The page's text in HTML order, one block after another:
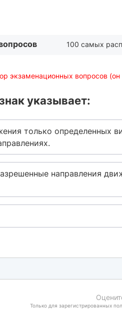
100 самых
экзаменационных вопросов
указывает:
только определенных
направления
Только для зарегистрированных